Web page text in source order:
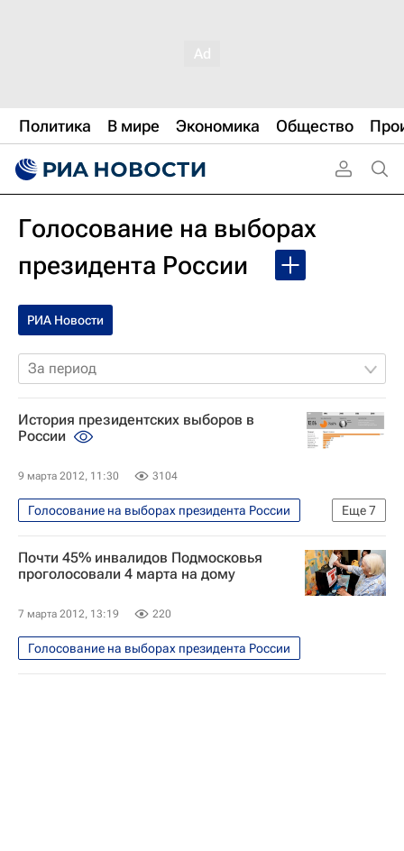
Политика В мире Экономика Общество
Голосование на выборах
президента России
РИА Новости
За период
История президентских выборов в
России
9 марта 2012, 11:30 3104
Еще7
Голосование на выборах президента России
Инфографика
Пресс-конференция главы ЦИК по предварительным итогам выборов президента
Досрочное голосование на выборах президента России
Почти 45% инвалидов Подмосковья
проголосовали 4 марта на дому
7 марта 2012, 13:19 220
Голосование на выборах президента России